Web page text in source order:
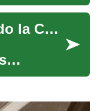
de
con Audífonos: Mejorando la Calidad de Vida en España
la
con